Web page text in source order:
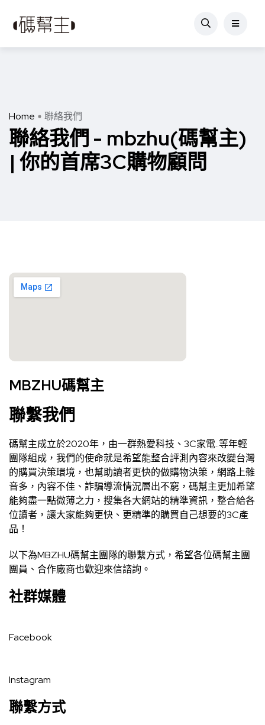
Home 聯絡我們
聯絡我們 - mbzhu(碼幫主)
| 你的首席3C購物顧問
MBZHU碼幫主
聯繫我們
碼幫主成立於2020年，由一群熱愛科技、3C家電..等年輕
團隊組成，我們的使命就是希望能整合評測內容來改變台灣
的購買決策環境，也幫助讀者更快的做購物決策，網路上雜
音多，內容不佳、詐騙導流情況層出不窮，碼幫主更加希望
能夠盡一點微薄之力，搜集各大網站的精準資訊，整合給各
位讀者，讓大家能夠更快、更精準的購買自己想要的3C產
品！
以下為MBZHU碼幫主團隊的聯繫方式，希望各位碼幫主團
團員、合作廠商也歡迎來信諮詢。
社群媒體
Facebook
Instagram
聯繫方式